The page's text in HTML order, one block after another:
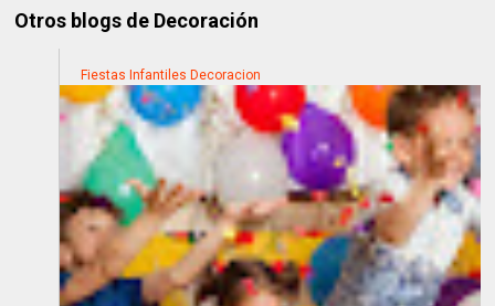
Otros blogs de Decoración
Fiestas Infantiles Decoracion